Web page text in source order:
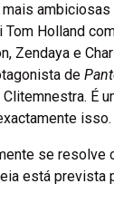
Holland
Zendaya e
de
É
isso.
se
está prevista